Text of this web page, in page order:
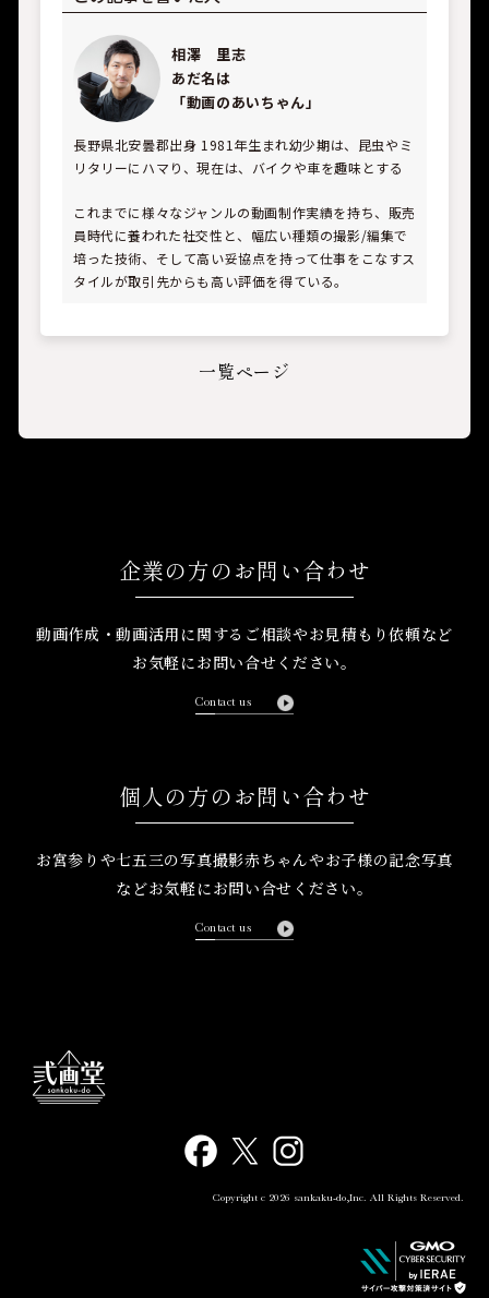
相澤 里志
あだ名は
「動画のあいちゃん」
長野県北安曇郡出身 1981年生まれ幼少期は、昆虫やミ
リタリーにハマり、現在は、バイクや車を趣味とする
これまでに様々なジャンルの動画制作実績を持ち、販売
員時代に養われた社交性と、幅広い種類の撮影/編集で
培った技術、そして高い妥協点を持って仕事をこなすス
タイルが取引先からも高い評価を得ている。
一覧ページ
企業の方のお問い合わせ
動画作成・動画活用に関するご相談やお見積もり依頼など
お気軽にお問い合せください。
Contact us
個人の方のお問い合わせ
お宮参りや七五三の写真撮影赤ちゃんやお子様の記念写真
などお気軽にお問い合せください。
Contact us
Copyright c 2026 sankaku-do,Inc. All Rights Reserved.